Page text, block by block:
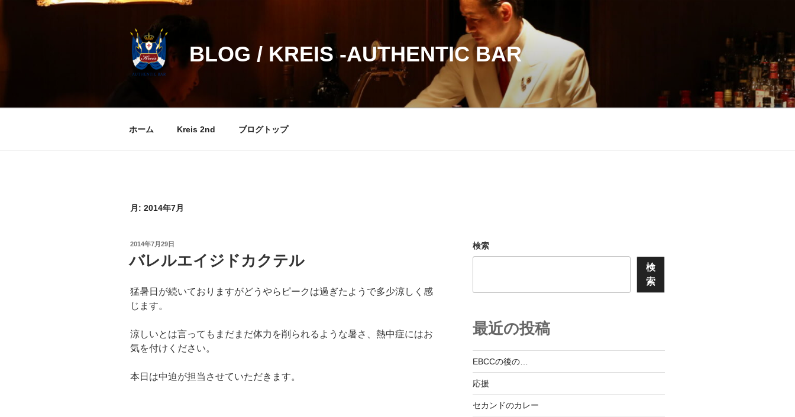
キ
BLOG / KREIS -AUTHENTIC BAR
ホーム Kreis 2nd ブログトップ
月: 2014年7月
投
日:
2014年7月29日
バレルエイジドカクテル
猛暑日が続いておりますがどうやらピークは過ぎたようで多少涼しく感
じます。
涼しいとは言ってもまだまだ体力を削られるような暑さ、熱中症にはお
気を付けください。
本日は中迫が担当させていただきます。
検索
検
索
最近の投稿
EBCCの後の…
応援
セカンドのカレー